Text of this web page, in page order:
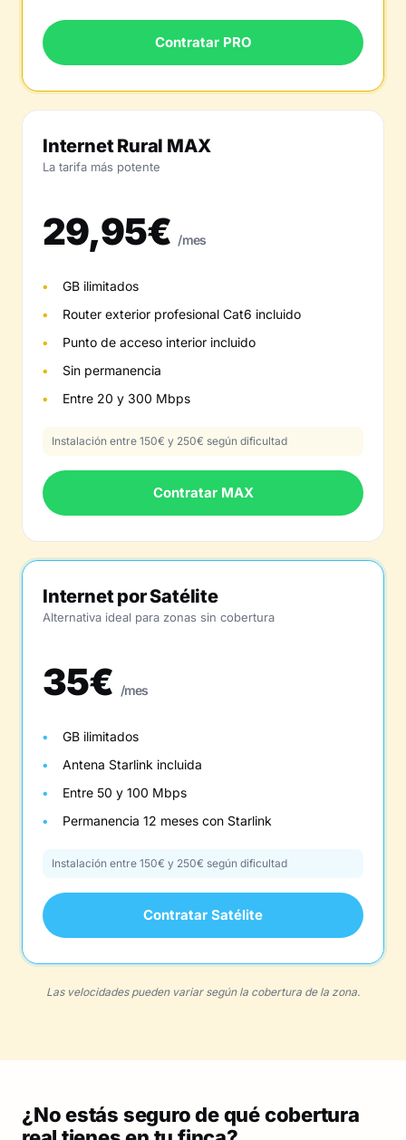
Contratar PRO
Internet Rural MAX
La tarifa más potente
29,95€ /mes
GB ilimitados
Router exterior profesional Cat6 incluido
Punto de acceso interior incluido
Sin permanencia
Entre 20 y 300 Mbps
Instalación entre 150€ y 250€ según dificultad
Contratar MAX
Internet por Satélite
Alternativa ideal para zonas sin cobertura
35€ /mes
GB ilimitados
Antena Starlink incluida
Entre 50 y 100 Mbps
Permanencia 12 meses con Starlink
Instalación entre 150€ y 250€ según dificultad
Contratar Satélite
Las velocidades pueden variar según la cobertura de la zona.
¿No estás seguro de qué cobertura